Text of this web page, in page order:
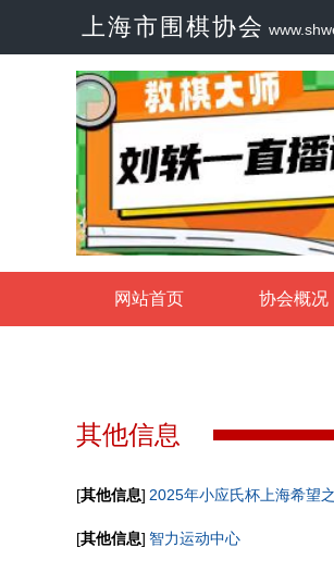
上海市围棋协会
网站首页 协会概况
其他信息
[其他信息] 2025年小应氏杯上海希望
[其他信息] 智力运动中心